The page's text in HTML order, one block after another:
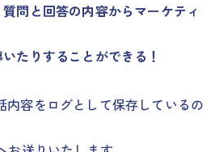
問と回答の内容からマーケティ
りすることができる！
容をログとして保存しているの